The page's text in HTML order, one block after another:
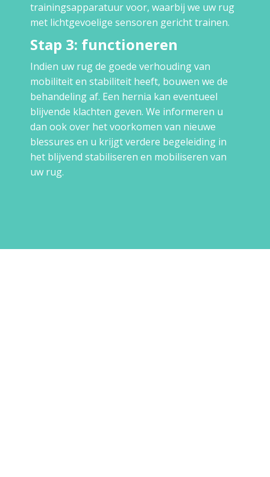
trainingsapparatuur voor, waarbij we uw rug
met lichtgevoelige sensoren gericht trainen.
Stap 3: functioneren
Indien uw rug de goede verhouding van
mobiliteit en stabiliteit heeft, bouwen we de
behandeling af. Een hernia kan eventueel
blijvende klachten geven. We informeren u
dan ook over het voorkomen van nieuwe
blessures en u krijgt verdere begeleiding in
het blijvend stabiliseren en mobiliseren van
uw rug.